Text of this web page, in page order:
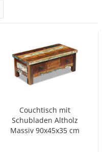
Couchtisch mit
Schubladen Altholz
Massiv 90x45x35 cm